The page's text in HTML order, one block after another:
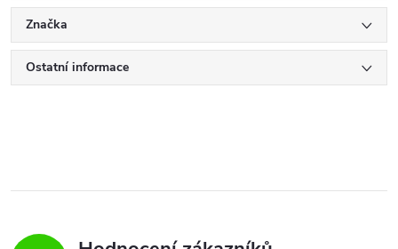
Značka
Ostatní informace